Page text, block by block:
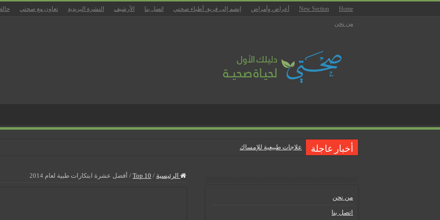
Home
New Section أعراض وأمراض إنضم إلى فريق أطباء صحتي اتصل بنا الأرشيف النشرة البريدية تعاون مع صحتي
من نحن
أخبار عاجلة علاجات طبيعية للإمساك
الرئيسية /
Top 10
/ أفضل عشرة ابتكارات طبية لعام 2014
من نحن
اتصل بنا